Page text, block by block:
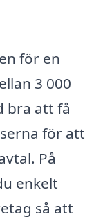
för en
3 000
bra att få
för att
På
enkelt
så att